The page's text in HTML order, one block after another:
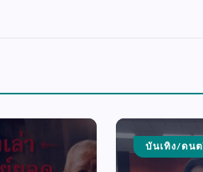
บันเทิง/ดน